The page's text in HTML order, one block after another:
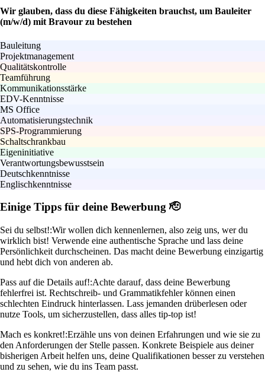
Wir glauben, dass du diese Fähigkeiten brauchst, um Bauleiter
(m/w/d) mit Bravour zu bestehen
Bauleitung
Projektmanagement
Qualitätskontrolle
Teamführung
Kommunikationsstärke
EDV-Kenntnisse
MS Office
Automatisierungstechnik
SPS-Programmierung
Schaltschrankbau
Eigeninitiative
Verantwortungsbewusstsein
Deutschkenntnisse
Englischkenntnisse
Einige Tipps für deine Bewerbung 🫡
Sei du selbst!:Wir wollen dich kennenlernen, also zeig uns, wer du
wirklich bist! Verwende eine authentische Sprache und lass deine
Persönlichkeit durchscheinen. Das macht deine Bewerbung einzigartig
und hebt dich von anderen ab.
Pass auf die Details auf!:Achte darauf, dass deine Bewerbung
fehlerfrei ist. Rechtschreib- und Grammatikfehler können einen
schlechten Eindruck hinterlassen. Lass jemanden drüberlesen oder
nutze Tools, um sicherzustellen, dass alles tip-top ist!
Mach es konkret!:Erzähle uns von deinen Erfahrungen und wie sie zu
den Anforderungen der Stelle passen. Konkrete Beispiele aus deiner
bisherigen Arbeit helfen uns, deine Qualifikationen besser zu verstehen
und zu sehen, wie du ins Team passt.